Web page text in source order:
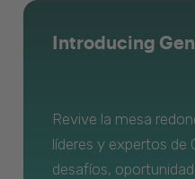
Introducing
Revive la mesa
líderes y expertos de
desafíos,